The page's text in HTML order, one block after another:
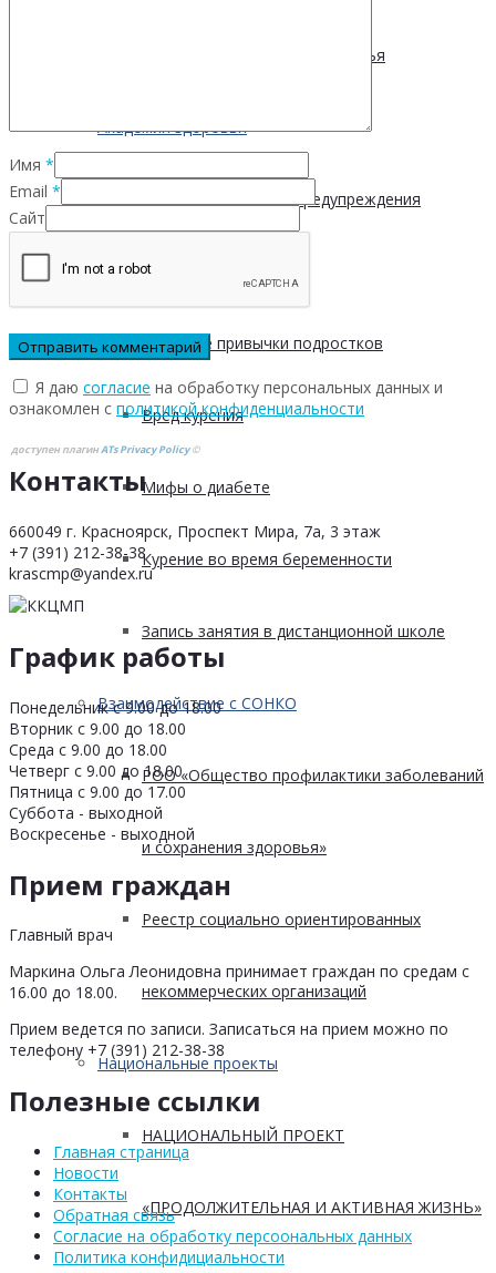
Сохранение мужского здоровья
Академия здоровья
Основы здоровья и предупреждения
лишнего веса
Пищевые привычки подростков
Вред курения
Мифы о диабете
Курение во время беременности
Запись занятия в дистанционной школе
Взаимодействие с СОНКО
РОО «Общество профилактики заболеваний
и сохранения здоровья»
Реестр социально ориентированных
некоммерческих организаций
Национальные проекты
НАЦИОНАЛЬНЫЙ ПРОЕКТ
«ПРОДОЛЖИТЕЛЬНАЯ И АКТИВНАЯ ЖИЗНЬ»
Имя *
Email *
Сайт
Я даю согласие на обработку персональных данных и
ознакомлен с политикой конфиденциальности
доступен плагинATs Privacy Policy©
Контакты
660049 г. Красноярск, Проспект Мира, 7а, 3 этаж
+7 (391) 212-38-38
krascmp@yandex.ru
График работы
Понедельник с 9.00 до 18.00
Вторник с 9.00 до 18.00
Среда с 9.00 до 18.00
Четверг с 9.00 до 18.00
Пятница с 9.00 до 17.00
Суббота - выходной
Воскресенье - выходной
Прием граждан
Главный врач
Маркина Ольга Леонидовна принимает граждан по средам с
16.00 до 18.00.
Прием ведется по записи. Записаться на прием можно по
телефону +7 (391) 212-38-38
Полезные ссылки
Главная страница
Новости
Контакты
Обратная связь
Согласие на обработку персоональных данных
Политика конфидициальности